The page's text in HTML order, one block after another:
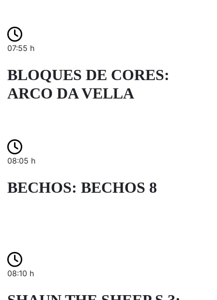
07:55 h
BLOQUES DE CORES:
ARCO DA VELLA
08:05 h
BECHOS: BECHOS 8
08:10 h